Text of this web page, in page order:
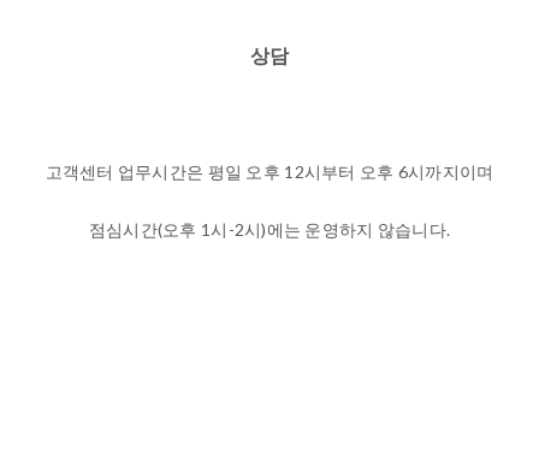
상담
고객센터 업무시간은 평일 오후 12시부터 오후 6시까지이며
점심시간(오후 1시-2시)에는 운영하지 않습니다.